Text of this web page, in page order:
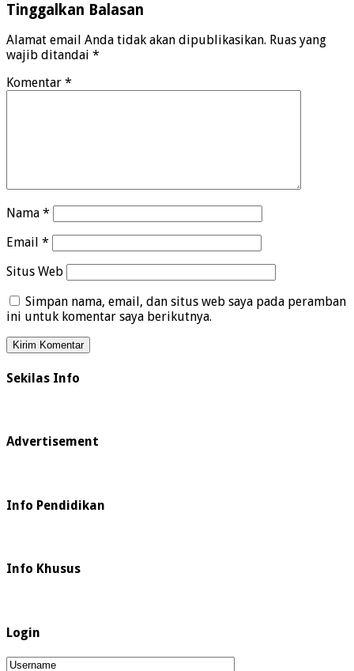
Tinggalkan Balasan
Alamat email Anda tidak akan dipublikasikan. Ruas yang
wajib ditandai *
Komentar *
Nama *
Email *
Situs Web
Simpan nama, email, dan situs web saya pada peramban
ini untuk komentar saya berikutnya.
Sekilas Info
Advertisement
Info Pendidikan
Info Khusus
Login